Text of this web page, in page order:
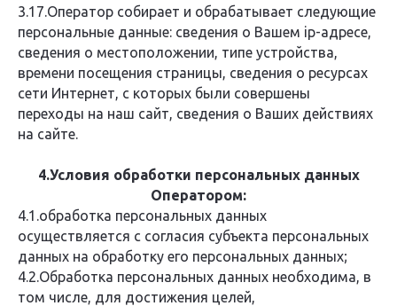
3.17.Оператор собирает и обрабатывает следующие
персональные данные: сведения о Вашем ip-адресе,
сведения о местоположении, типе устройства,
времени посещения страницы, сведения о ресурсах
сети Интернет, с которых были совершены
переходы на наш сайт, сведения о Ваших действиях
на сайте.
4.Условия обработки персональных данных
Оператором:
4.1.обработка персональных данных
осуществляется с согласия субъекта персональных
данных на обработку его персональных данных;
4.2.Обработка персональных данных необходима, в
том числе, для достижения целей,